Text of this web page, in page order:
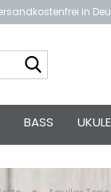
in
BASS